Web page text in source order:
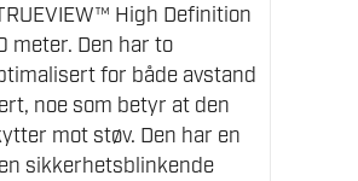
High Definition
meter. Den har to
for både avstand
noe som betyr at den
mot støv. Den har en
sikkerhetsblinkende